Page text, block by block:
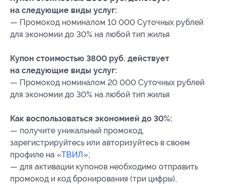
на следующие виды услуг:
— Промокод номиналом 10 000 Суточных рублей
для экономии до 30% на любой тип жилья
Купон стоимостью 3800 руб. действует
на следующие виды услуг:
— Промокод номиналом 20 000 Суточных рублей
для экономии до 30% на любой тип жилья
Как воспользоваться экономией до 30%:
— получите уникальный промокод,
зарегистрируйтесь или авторизуйтесь в своем
профиле на «ТВИЛ»;
— для активации купонов необходимо отправить
промокод и код бронирования (три цифры),